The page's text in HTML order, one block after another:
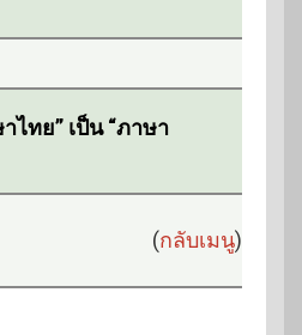
ไทย” เป็น “ภาษา
(กลับเมนู)